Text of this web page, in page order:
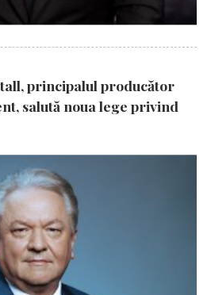
principalul producător
salută noua lege privind